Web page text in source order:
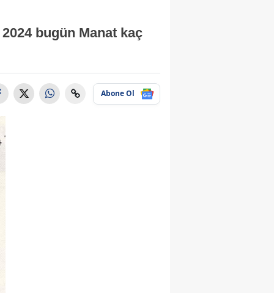
bugün Manat kaç
Abone Ol